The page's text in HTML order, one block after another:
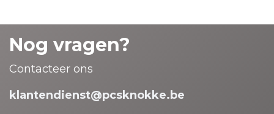
Nog vragen?
Contacteer ons
klantendienst@pcsknokke.be